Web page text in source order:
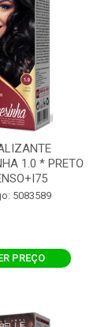
1.0 * PRETO
5083589
PREÇO